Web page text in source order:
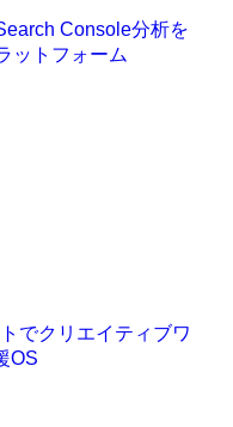
Console分析を
ットフォーム
でクリエイティブワ
OS